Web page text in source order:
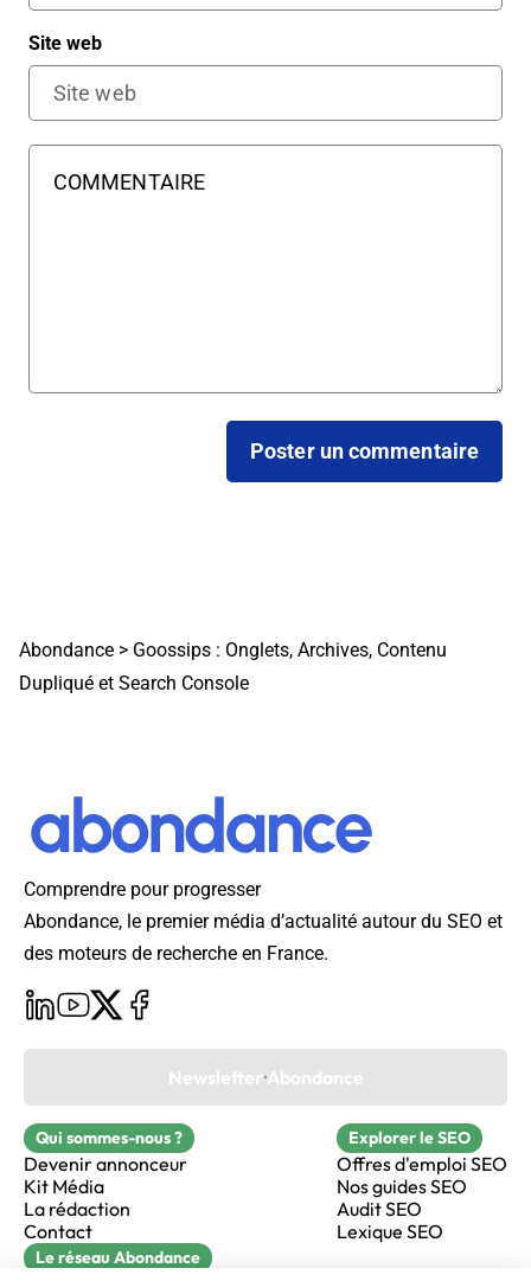
Site web
Abondance > Goossips : Onglets, Archives, Contenu
Dupliqué et Search Console
Comprendre pour progresser
Abondance, le premier média d’actualité autour du SEO et
des moteurs de recherche en France.
Newsletter Abondance
Qui sommes-nous ?
Devenir annonceur
Kit Média
La rédaction
Contact
Explorer le SEO
Offres d'emploi SEO
Nos guides SEO
Audit SEO
Lexique SEO
Le réseau Abondance